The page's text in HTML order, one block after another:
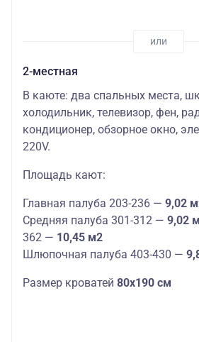
2-местная
В каюте: два спальных места,
холодильник, телевизор, фен,
кондиционер, обзорное окно,
220V.
Площадь кают:
Главная палуба 203-236 — 9,02
Средняя палуба 301-312 — 9,02
362 — 10,45 м2
Шлюпочная палуба 403-430 —
Размер кроватей 80х190 см